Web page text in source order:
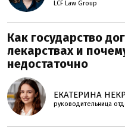
LCF Law Group
Как государство
лекарствах и
недостаточно
ЕКАТЕРИНА
руководительница